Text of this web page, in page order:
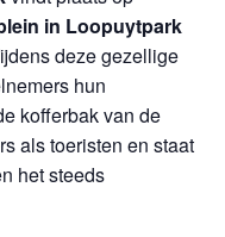
in Loopuytpark
deze gezellige
hun
kofferbak van de
als toeristen en staat
het steeds